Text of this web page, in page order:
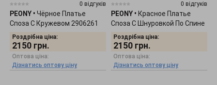
0 відгуків
PEONY • Чёрное Платье
Споза С Кружевом 2906261
Роздрібна ціна:
2150 грн.
Оптова ціна:
Дізнатись оптову ціну
0 відгуків
PEONY • Красное Платье
Споза С Шнуровкой По Спине
2906263
Роздрібна ціна:
2150 грн.
Оптова ціна:
Дізнатись оптову ціну